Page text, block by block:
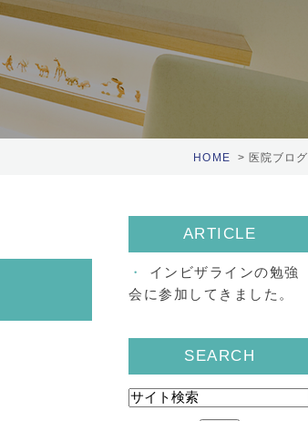
HOME 医院ブログ
ARTICLE
インビザラインの勉強
会に参加してきました。
SEARCH